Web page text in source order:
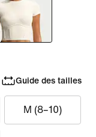
Guide des tailles
M (8–10)